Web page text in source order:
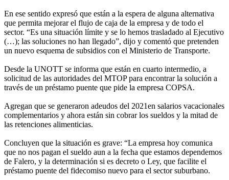
En ese sentido expresó que están a la espera de alguna alternativa
que permita mejorar el flujo de caja de la empresa y de todo el
sector. “Es una situación límite y se lo hemos trasladado al Ejecutivo
(…); las soluciones no han llegado”, dijo y comentó que pretenden
un nuevo esquema de subsidios con el Ministerio de Transporte.
Desde la UNOTT se informa que están en cuarto intermedio, a
solicitud de las autoridades del MTOP para encontrar la solución a
través de un préstamo puente que pide la empresa COPSA.
Agregan que se generaron adeudos del 2021en salarios vacacionales
complementarios y ahora están sin cobrar los sueldos y la mitad de
las retenciones alimenticias.
Concluyen que la situación es grave: “La empresa hoy comunica
que no nos pagan el sueldo aun a la fecha que estamos dependemos
de Falero, y la determinación si es decreto o Ley, que facilite el
préstamo puente del fidecomiso nuevo para el sector suburbano.